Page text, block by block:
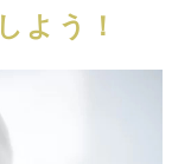
よう！